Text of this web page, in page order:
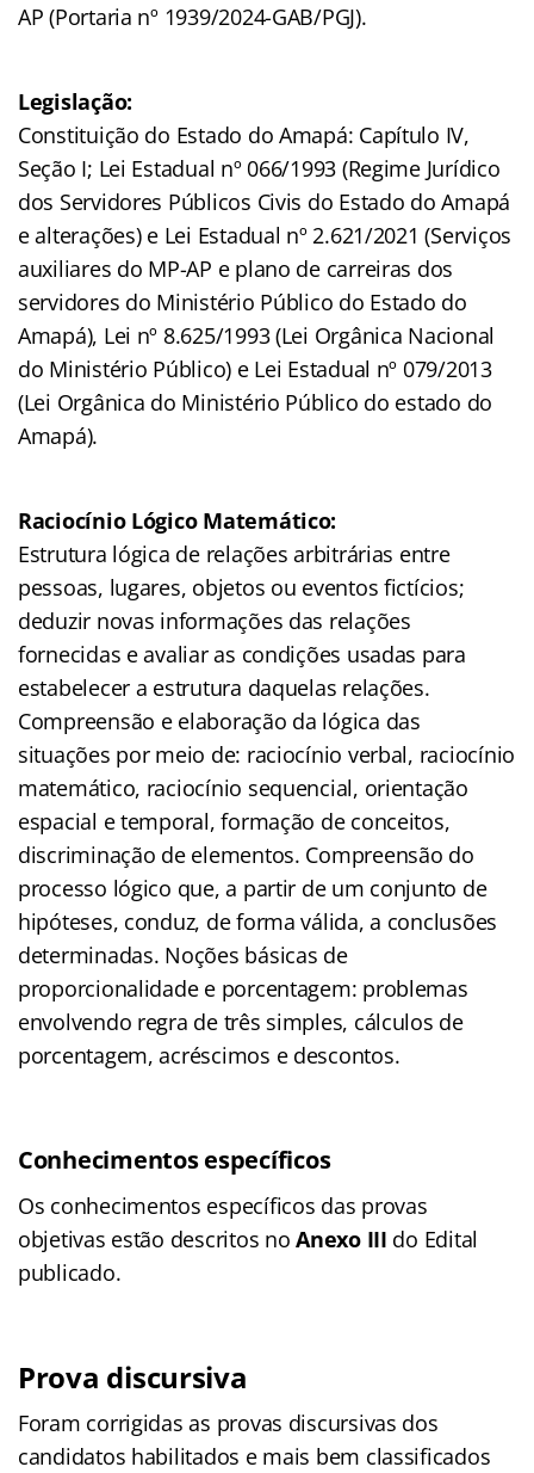
AP (Portaria nº 1939/2024-GAB/PGJ).
Legislação:
Constituição do Estado do Amapá: Capítulo IV,
Seção I; Lei Estadual nº 066/1993 (Regime Jurídico
dos Servidores Públicos Civis do Estado do Amapá
e alterações) e Lei Estadual nº 2.621/2021 (Serviços
auxiliares do MP-AP e plano de carreiras dos
servidores do Ministério Público do Estado do
Amapá), Lei nº 8.625/1993 (Lei Orgânica Nacional
do Ministério Público) e Lei Estadual nº 079/2013
(Lei Orgânica do Ministério Público do estado do
Amapá).
Raciocínio Lógico Matemático:
Estrutura lógica de relações arbitrárias entre
pessoas, lugares, objetos ou eventos fictícios;
deduzir novas informações das relações
fornecidas e avaliar as condições usadas para
estabelecer a estrutura daquelas relações.
Compreensão e elaboração da lógica das
situações por meio de: raciocínio verbal, raciocínio
matemático, raciocínio sequencial, orientação
espacial e temporal, formação de conceitos,
discriminação de elementos. Compreensão do
processo lógico que, a partir de um conjunto de
hipóteses, conduz, de forma válida, a conclusões
determinadas. Noções básicas de
proporcionalidade e porcentagem: problemas
envolvendo regra de três simples, cálculos de
porcentagem, acréscimos e descontos.
Conhecimentos específicos
Os conhecimentos específicos das provas
objetivas estão descritos no Anexo III do Edital
publicado.
Prova discursiva
Foram corrigidas as provas discursivas dos
candidatos habilitados e mais bem classificados